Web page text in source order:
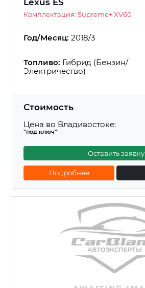
Lexus ES
Комплектация: Supreme+ XV60
Год/Месяц: 2018/3
Топливо: Гибрид (Бензин/
Электричество)
Стоимость
Цена во Владивостоке:
"под ключ"
Оставить заявку
Подробнее